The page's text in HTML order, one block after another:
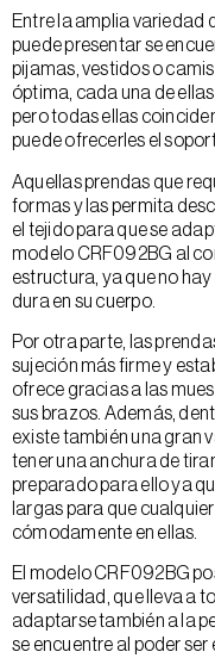
Entre la amplia variedad
puede presentar se
pijamas, vestidos o
óptima, cada una de
pero todas ellas
puede ofrecerles el
Aquellas prendas que
formas y las permita
el tejido para que se
modelo CRF092BG al
estructura, ya que no
dura en su cuerpo.
Por otra parte, las
sujeción más firme y
ofrece gracias a las
sus brazos. Además,
existe también una gran
tener una anchura de
preparado para ello ya
largas para que
cómodamente en ellas.
El modelo CRF092BG
versatilidad, que lleva a
adaptarse también a la
se encuentre al poder